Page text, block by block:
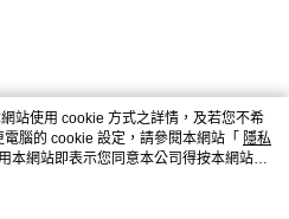
站使用 cookie 方式之詳情，及若您不希
腦的 cookie 設定，請參閱本網站「 隱私
本網站即表示您同意本公司得按本網站使